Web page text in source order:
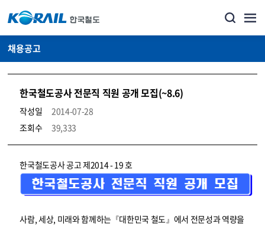
채용공고
한국철도공사 전문직 직원 공개 모집(~8.6)
작성일
2014-07-28
조회수
39,333
코레일소개_경영공시_채용공고 상세보기 – 내용, 파일, 담당자 연락처로 구성
한국철도공사 공고 제2014 - 19 호
사람, 세상, 미래와 함께하는『대한민국 철도』에서 전문성과 역량을